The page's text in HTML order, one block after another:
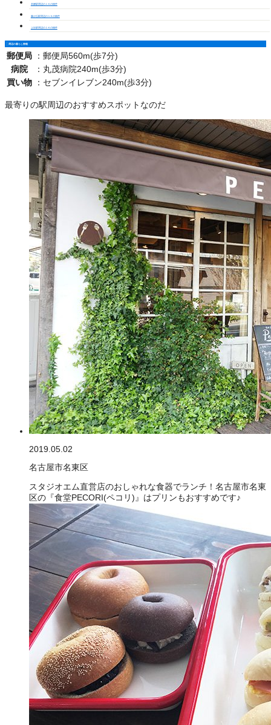
本郷駅周辺の１Ｋの物件
藤が丘駅周辺の１Ｋの物件
上社駅周辺の１Ｋの物件
周辺の暮らし情報
郵便局 ： 郵便局560m(歩7分)
病院
： 丸茂病院240m(歩3分)
買い物
： セブンイレブン240m(歩3分)
最寄りの駅周辺のおすすめスポットなのだ
2019.05.02
名古屋市名東区
スタジオエム直営店のおしゃれな食器でランチ！名古屋市名東
区の『食堂PECORI(ペコリ)』はプリンもおすすめです♪